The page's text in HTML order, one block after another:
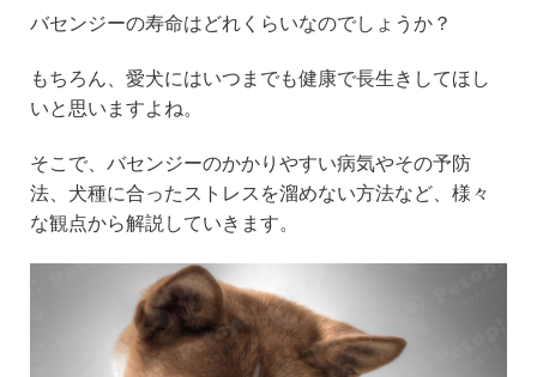
e
c
e
b
o
o
k
tt
er
e
n
バセンジーの寿命はどれくらいなのでしょうか？
もちろん、愛犬にはいつまでも健康で長生きしてほし
いと思いますよね。
そこで、バセンジーのかかりやすい病気やその予防
法、犬種に合ったストレスを溜めない方法など、様々
な観点から解説していきます。